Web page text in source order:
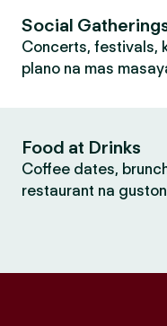
Social
Concerts, festivals,
plano na mas
Food at Drinks
Coffee dates,
restaurant na